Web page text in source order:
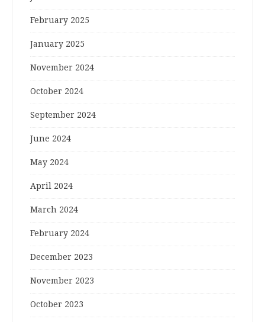
February 2025
January 2025
November 2024
October 2024
September 2024
June 2024
May 2024
April 2024
March 2024
February 2024
December 2023
November 2023
October 2023